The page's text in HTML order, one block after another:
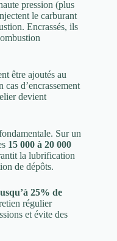
pression (plus
le carburant
Encrassés, ils
être ajoutés au
d’encrassement
devient
Sur un
15 000 à 20 000
la lubrification
de dépôts.
25% de
régulier
et évite des